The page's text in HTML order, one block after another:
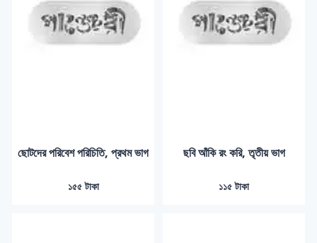
ছোটদের পরিবেশ পরিচিতি, প্রথম ভাগ
১৫৫ টাকা
ছবি আঁকি রং করি, তৃতীয় ভাগ
১১৫ টাকা